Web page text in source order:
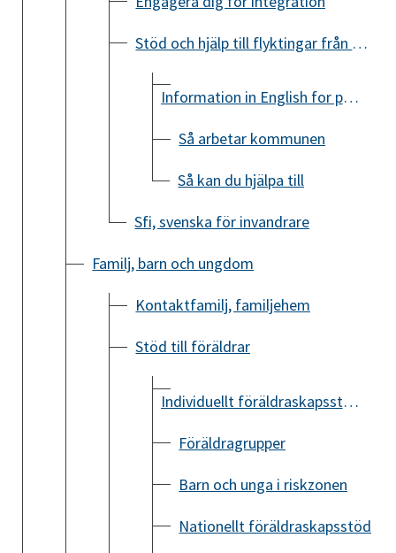
Stöd och hjälp till flyktingar från Ukraina
Information in English for people from Ukraine
Så arbetar kommunen
Så kan du hjälpa till
Sfi, svenska för invandrare
Familj, barn och ungdom
Kontaktfamilj, familjehem
Stöd till föräldrar
Individuellt föräldraskapsstöd
Föräldragrupper
Barn och unga i riskzonen
Nationellt föräldraskapsstöd